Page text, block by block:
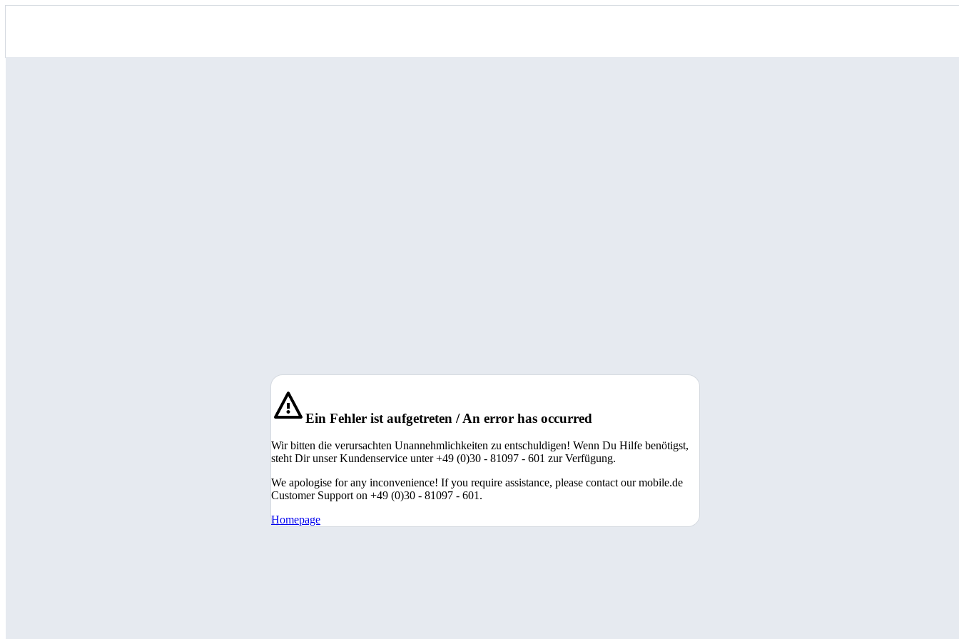
Ein Fehler ist aufgetreten / An error has occurred
Wir bitten die verursachten Unannehmlichkeiten zu entschuldigen! Wenn Du Hilfe benötigst,
steht Dir unser Kundenservice unter +49 (0)30 - 81097 - 601 zur Verfügung.
We apologise for any inconvenience! If you require assistance, please contact our mobile.de
Customer Support on +49 (0)30 - 81097 - 601.
Homepage